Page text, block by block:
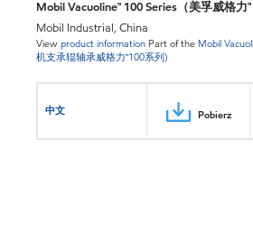
Mobil Vacuoline™ 100 Series（美孚威格力
Mobil Industrial, China
Viewproduct information Part of the Mobil
机支承辊轴承威格力™100系列)
中文 Pobierz